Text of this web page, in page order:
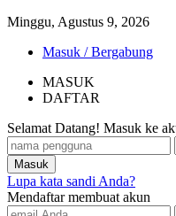
Minggu, Agustus 9, 2026
Masuk / Bergabung
MASUK
DAFTAR
Selamat Datang! Masuk ke
Lupa kata sandi Anda?
Mendaftar membuat akun